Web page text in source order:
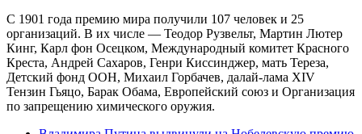
С 1901 года премию мира получили 107 человек и 25
организаций. В их числе — Теодор Рузвельт, Мартин Лютер
Кинг, Карл фон Осецком, Международный комитет Красного
Креста, Андрей Сахаров, Генри Киссинджер, мать Тереза,
Детский фонд ООН, Михаил Горбачев, далай-лама XIV
Тензин Гьяцо, Барак Обама, Европейский союз и Организация
по запрещению химического оружия.